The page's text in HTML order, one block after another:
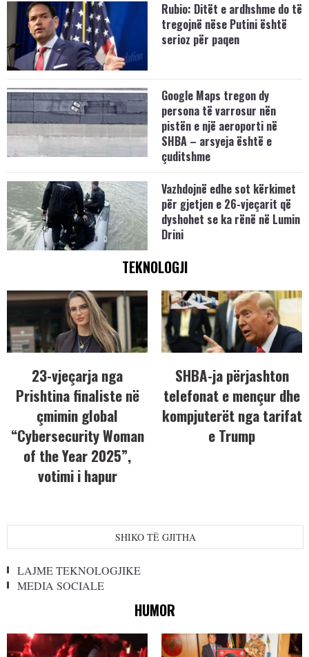
Rubio: Ditët e ardhshme do të
tregojnë nëse Putini është
serioz për paqen
Google Maps tregon dy
persona të varrosur nën
pistën e një aeroporti në
SHBA – arsyeja është e
çuditshme
Vazhdojnë edhe sot kërkimet
për gjetjen e 26-vjeçarit që
dyshohet se ka rënë në Lumin
Drini
TEKNOLOGJI
23-vjeçarja nga
Prishtina finaliste në
çmimin global
“Cybersecurity Woman
of the Year 2025”,
votimi i hapur
SHBA-ja përjashton
telefonat e mençur dhe
kompjuterët nga tarifat
e Trump
SHIKO TË GJITHA
LAJME TEKNOLOGJIKE
MEDIA SOCIALE
HUMOR